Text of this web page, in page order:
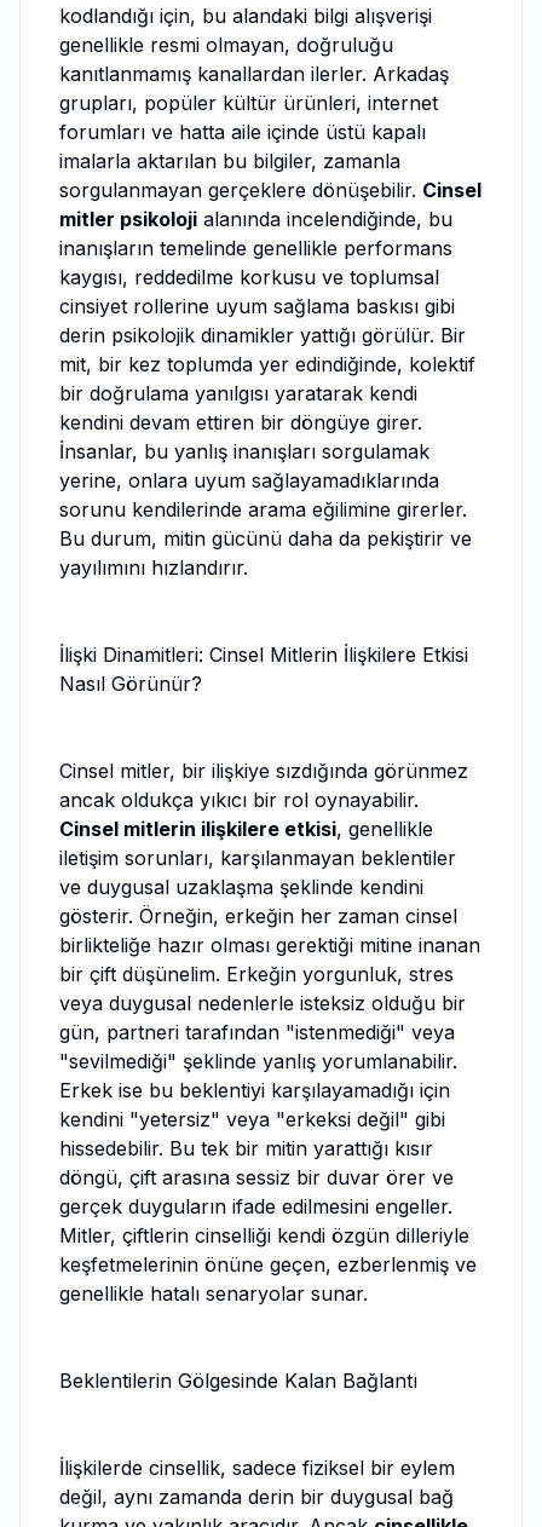
kodlandığı için, bu alandaki bilgi alışverişi
genellikle resmi olmayan, doğruluğu
kanıtlanmamış kanallardan ilerler. Arkadaş
grupları, popüler kültür ürünleri, internet
forumları ve hatta aile içinde üstü kapalı
imalarla aktarılan bu bilgiler, zamanla
sorgulanmayan gerçeklere dönüşebilir. Cinsel
mitler psikoloji alanında incelendiğinde, bu
inanışların temelinde genellikle performans
kaygısı, reddedilme korkusu ve toplumsal
cinsiyet rollerine uyum sağlama baskısı gibi
derin psikolojik dinamikler yattığı görülür. Bir
mit, bir kez toplumda yer edindiğinde, kolektif
bir doğrulama yanılgısı yaratarak kendi
kendini devam ettiren bir döngüye girer.
İnsanlar, bu yanlış inanışları sorgulamak
yerine, onlara uyum sağlayamadıklarında
sorunu kendilerinde arama eğilimine girerler.
Bu durum, mitin gücünü daha da pekiştirir ve
yayılımını hızlandırır.
İlişki Dinamitleri: Cinsel Mitlerin İlişkilere Etkisi
Nasıl Görünür?
Cinsel mitler, bir ilişkiye sızdığında görünmez
ancak oldukça yıkıcı bir rol oynayabilir.
Cinsel mitlerin ilişkilere etkisi, genellikle
iletişim sorunları, karşılanmayan beklentiler
ve duygusal uzaklaşma şeklinde kendini
gösterir. Örneğin, erkeğin her zaman cinsel
birlikteliğe hazır olması gerektiği mitine inanan
bir çift düşünelim. Erkeğin yorgunluk, stres
veya duygusal nedenlerle isteksiz olduğu bir
gün, partneri tarafından "istenmediği" veya
"sevilmediği" şeklinde yanlış yorumlanabilir.
Erkek ise bu beklentiyi karşılayamadığı için
kendini "yetersiz" veya "erkeksi değil" gibi
hissedebilir. Bu tek bir mitin yarattığı kısır
döngü, çift arasına sessiz bir duvar örer ve
gerçek duyguların ifade edilmesini engeller.
Mitler, çiftlerin cinselliği kendi özgün dilleriyle
keşfetmelerinin önüne geçen, ezberlenmiş ve
genellikle hatalı senaryolar sunar.
Beklentilerin Gölgesinde Kalan Bağlantı
İlişkilerde cinsellik, sadece fiziksel bir eylem
değil, aynı zamanda derin bir duygusal bağ